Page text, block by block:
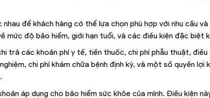
để khách hàng có thể lựa chọn phù hợp với nhu cầu và
mức độ bảo hiểm, giới hạn tuổi, và các điều kiện đặc biệt
trả các khoản phí y tế, tiền thuốc, chi phí phẫu thuật,
chi phí khám chữa bệnh định kỳ, và một số quyền lợi
áp dụng cho bảo hiểm sức khỏe của mình. Điều kiện